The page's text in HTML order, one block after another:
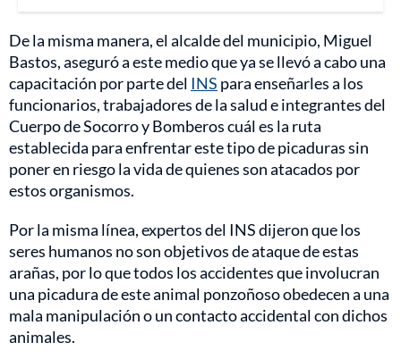
De la misma manera, el alcalde del municipio, Miguel
Bastos, aseguró a este medio que ya se llevó a cabo una
capacitación por parte del INS para enseñarles a los
funcionarios, trabajadores de la salud e integrantes del
Cuerpo de Socorro y Bomberos cuál es la ruta
establecida para enfrentar este tipo de picaduras sin
poner en riesgo la vida de quienes son atacados por
estos organismos.
Por la misma línea, expertos del INS dijeron que los
seres humanos no son objetivos de ataque de estas
arañas, por lo que todos los accidentes que involucran
una picadura de este animal ponzoñoso obedecen a una
mala manipulación o un contacto accidental con dichos
animales.